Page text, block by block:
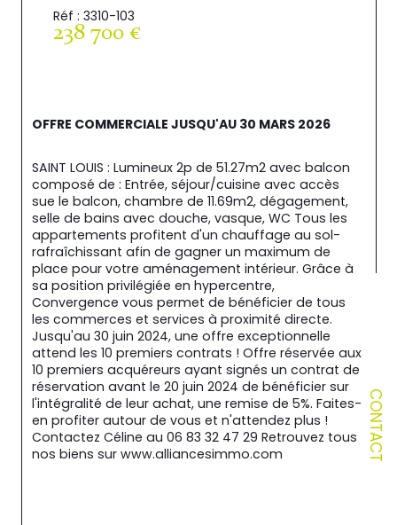
CONTACT
Réf : 3310-103
238 700 €
OFFRE COMMERCIALE JUSQU'AU 30 MARS 2026
SAINT LOUIS : Lumineux 2p de 51.27m2 avec balcon
composé de : Entrée, séjour/cuisine avec accès
sue le balcon, chambre de 11.69m2, dégagement,
selle de bains avec douche, vasque, WC Tous les
appartements profitent d'un chauffage au sol-
rafraîchissant afin de gagner un maximum de
place pour votre aménagement intérieur. Grâce à
sa position privilégiée en hypercentre,
Convergence vous permet de bénéficier de tous
les commerces et services à proximité directe.
Jusqu'au 30 juin 2024, une offre exceptionnelle
attend les 10 premiers contrats ! Offre réservée aux
10 premiers acquéreurs ayant signés un contrat de
réservation avant le 20 juin 2024 de bénéficier sur
l'intégralité de leur achat, une remise de 5%. Faites-
en profiter autour de vous et n'attendez plus !
Contactez Céline au 06 83 32 47 29 Retrouvez tous
nos biens sur www.alliancesimmo.com